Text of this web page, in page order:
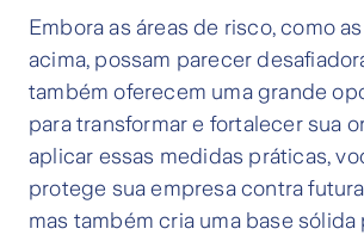
Embora as áreas de risco, como
acima, possam parecer
também oferecem uma grande
para transformar e fortalecer sua
aplicar essas medidas práticas,
protege sua empresa contra
mas também cria uma base sólida